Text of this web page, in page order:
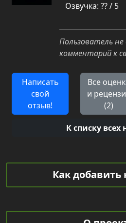
Озвучка: ?? / 5
Пользователь
комментарий к
Написать
свой
отзыв!
Все
и
(2)
К списку всех
Как добавить